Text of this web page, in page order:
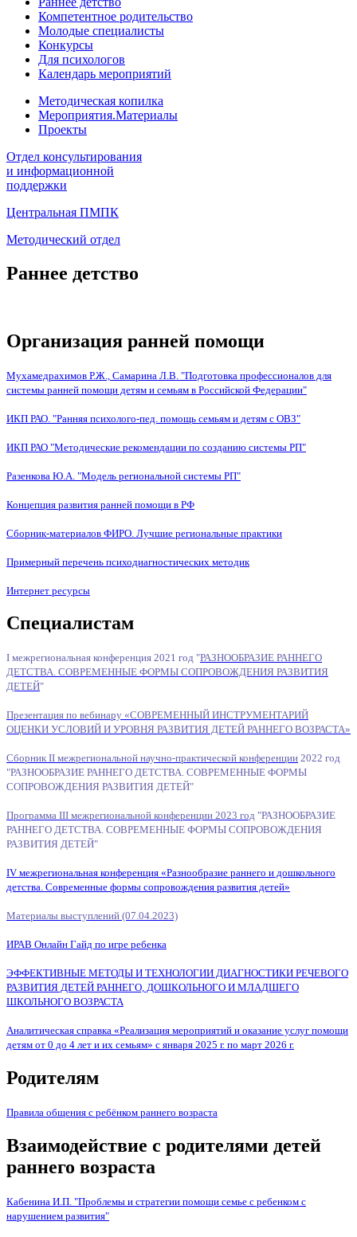
Компетентное родительство
Молодые специалисты
Конкурсы
Для психологов
Календарь мероприятий
Методическая копилка
Мероприятия.Материалы
Проекты
Отдел консультирования
и информационной
поддержки
Центральная ПМПК
Методический отдел
Раннее детство
Организация ранней помощи
Мухамедрахимов Р.Ж., Самарина Л.В. "Подготовка профессионалов для
системы ранней помощи детям и семьям в Российской Федерации"
ИКП РАО. "Ранняя психолого-пед. помощь семьям и детям с ОВЗ"
ИКП РАО "Методические рекомендации по созданию системы РП"
Разенкова Ю.А. "Модель региональной системы РП"
Концепция развития ранней помощи в РФ
Сборник-материалов ФИРО. Лучшие региональные практики
Примерный перечень психодиагностических методик
Интернет ресурсы
Специалистам
I межрегиональная конференция 2021 год "РАЗНООБРАЗИЕ РАННЕГО
ДЕТСТВА. СОВРЕМЕННЫЕ ФОРМЫ СОПРОВОЖДЕНИЯ РАЗВИТИЯ
ДЕТЕЙ"
Презентация по вебинару «СОВРЕМЕННЫЙ ИНСТРУМЕНТАРИЙ
ОЦЕНКИ УСЛОВИЙ И УРОВНЯ РАЗВИТИЯ ДЕТЕЙ РАННЕГО ВОЗРАСТА»
Сборник II межрегиональной научно-практической конференции 2022 год
"РАЗНООБРАЗИЕ РАННЕГО ДЕТСТВА. СОВРЕМЕННЫЕ ФОРМЫ
СОПРОВОЖДЕНИЯ РАЗВИТИЯ ДЕТЕЙ"
Программа III межрегиональной конференции 2023 год "РАЗНООБРАЗИЕ
РАННЕГО ДЕТСТВА. СОВРЕМЕННЫЕ ФОРМЫ СОПРОВОЖДЕНИЯ
РАЗВИТИЯ ДЕТЕЙ"
IV межрегиональная конференция «Разнообразие раннего и дошкольного
детства. Современные формы сопровождения развития детей»
Материалы выступлений (07.04.2023)
ИРАВ Онлайн Гайд по игре ребенка
ЭФФЕКТИВНЫЕ МЕТОДЫ И ТЕХНОЛОГИИ ДИАГНОСТИКИ РЕЧЕВОГО
РАЗВИТИЯ ДЕТЕЙ РАННЕГО, ДОШКОЛЬНОГО И МЛАДШЕГО
ШКОЛЬНОГО ВОЗРАСТА
Аналитическая справка «Реализация мероприятий и оказание услуг помощи
детям от 0 до 4 лет и их семьям» с января 2025 г. по март 2026 г.
Родителям
Правила общения с ребёнком раннего возраста
Взаимодействие с родителями детей
раннего возраста
Кабенина И.П. "Проблемы и стратегии помощи семье с ребенком с
нарушением развития"